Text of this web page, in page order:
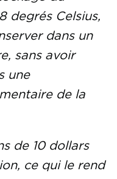
degrés Celsius,
dans un
sans avoir
une
de la
de 10 dollars
ce qui le rend